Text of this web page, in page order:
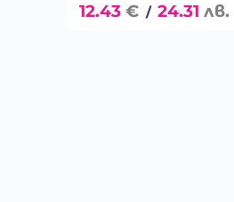
12.43 € / 24.31 лв.